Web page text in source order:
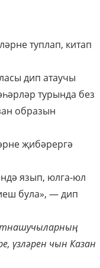
туплап, китап
дип атаучы
турында без
образын
җибәрергә
язып, юлга-юл
була», — дип
үзләрен чын Казан